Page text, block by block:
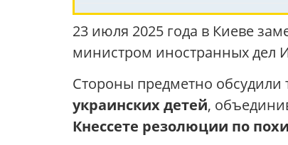
23 июля 2025 года в Киеве
министром иностранных дел
Стороны предметно обсудили
украинских детей,
Кнессете резолюции по